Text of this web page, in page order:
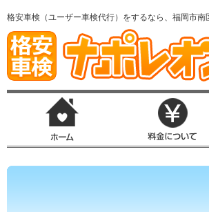
格安車検（ユーザー車検代行）をするなら、福岡市